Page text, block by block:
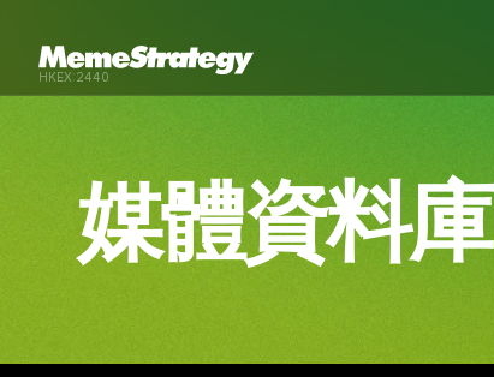
媒體資料庫
HKEX:2440